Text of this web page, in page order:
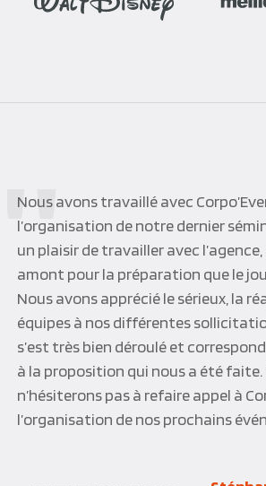
Une équipe CORPO’EVENTS à
réactive et efficace. CORPO’EVENTS
notre environnement professionnel
des programmes personnalisés
toujours très tendus.
fil des années notre partenaire
sont toujours très appréciées et
parfaite, du vrai sur mesure.